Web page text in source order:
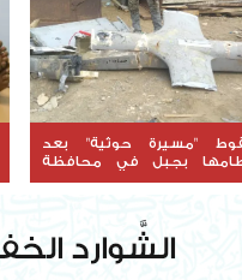
"مسيرة حوثية" بعد
بجبل في محافظة